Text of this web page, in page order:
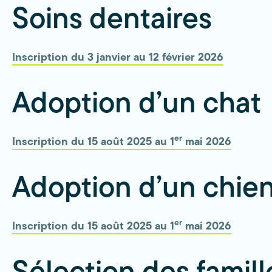
Soins dentaires
Inscription du 3 janvier au 12 février 2026
Adoption d’un chat
Inscription du 15 août 2025 au 1er mai 2026
Adoption d’un
Inscription du 15 août 2025 au 1er mai 2026